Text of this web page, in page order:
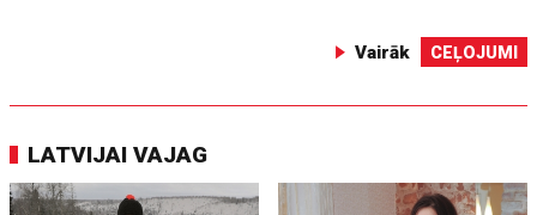
Vairāk CEĻOJUMI
LATVIJAI VAJAG